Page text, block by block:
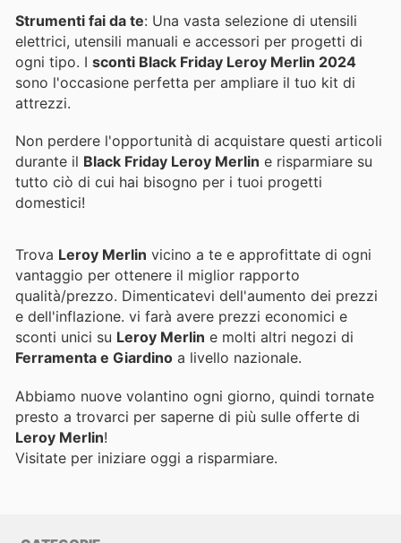
Strumenti fai da te: Una vasta selezione di utensili
elettrici, utensili manuali e accessori per progetti di
ogni tipo. I sconti Black Friday Leroy Merlin 2024
sono l'occasione perfetta per ampliare il tuo kit di
attrezzi.
Non perdere l'opportunità di acquistare questi articoli
durante il Black Friday Leroy Merlin e risparmiare su
tutto ciò di cui hai bisogno per i tuoi progetti
domestici!
Trova Leroy Merlin vicino a te e approfittate di ogni
vantaggio per ottenere il miglior rapporto
qualità/prezzo. Dimenticatevi dell'aumento dei prezzi
e dell'inflazione. vi farà avere prezzi economici e
sconti unici su Leroy Merlin e molti altri negozi di
Ferramenta e Giardino a livello nazionale.
Abbiamo nuove volantino ogni giorno, quindi tornate
presto a trovarci per saperne di più sulle offerte di
Leroy Merlin!
Visitate per iniziare oggi a risparmiare.